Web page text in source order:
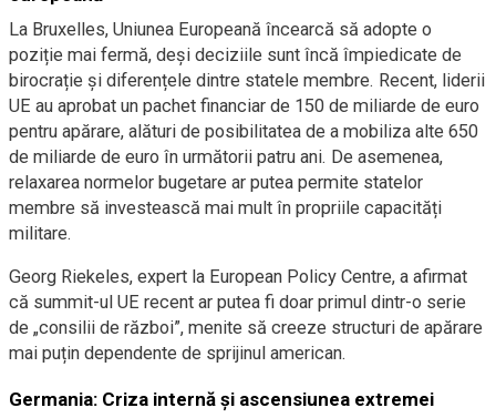
La Bruxelles, Uniunea Europeană încearcă să adopte o
poziție mai fermă, deși deciziile sunt încă împiedicate de
birocrație și diferențele dintre statele membre. Recent, liderii
UE au aprobat un pachet financiar de 150 de miliarde de euro
pentru apărare, alături de posibilitatea de a mobiliza alte 650
de miliarde de euro în următorii patru ani. De asemenea,
relaxarea normelor bugetare ar putea permite statelor
membre să investească mai mult în propriile capacități
militare.
Georg Riekeles, expert la European Policy Centre, a afirmat
că summit-ul UE recent ar putea fi doar primul dintr-o serie
de „consilii de război”, menite să creeze structuri de apărare
mai puțin dependente de sprijinul american.
Germania: Criza internă și ascensiunea extremei